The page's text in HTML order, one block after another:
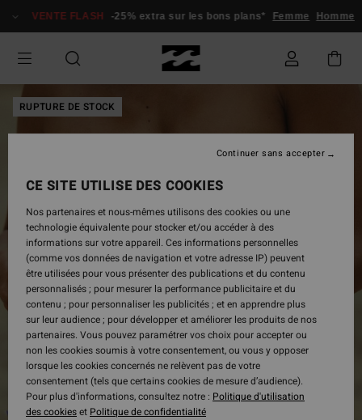
produit
VENTE FLASH -25% extra sur les bons plans* Femme Homme
RUPTURE DE STOCK
CE SITE UTILISE DES COOKIES
Nos partenaires et nous-mêmes utilisons des cookies ou une
technologie équivalente pour stocker et/ou accéder à des
informations sur votre appareil. Ces informations personnelles
(comme vos données de navigation et votre adresse IP) peuvent
être utilisées pour vous présenter des publications et du contenu
personnalisés ; pour mesurer la performance publicitaire et du
contenu ; pour personnaliser les publicités ; et en apprendre plus
sur leur audience ; pour développer et améliorer les produits de nos
partenaires. Vous pouvez paramétrer vos choix pour accepter ou
non les cookies soumis à votre consentement, ou vous y opposer
lorsque les cookies concernés ne relèvent pas de votre
consentement (tels que certains cookies de mesure d’audience).
Pour plus d'informations, consultez notre : Politique d'utilisation
des cookieset Politique de confidentialité
Continuer sans accepter